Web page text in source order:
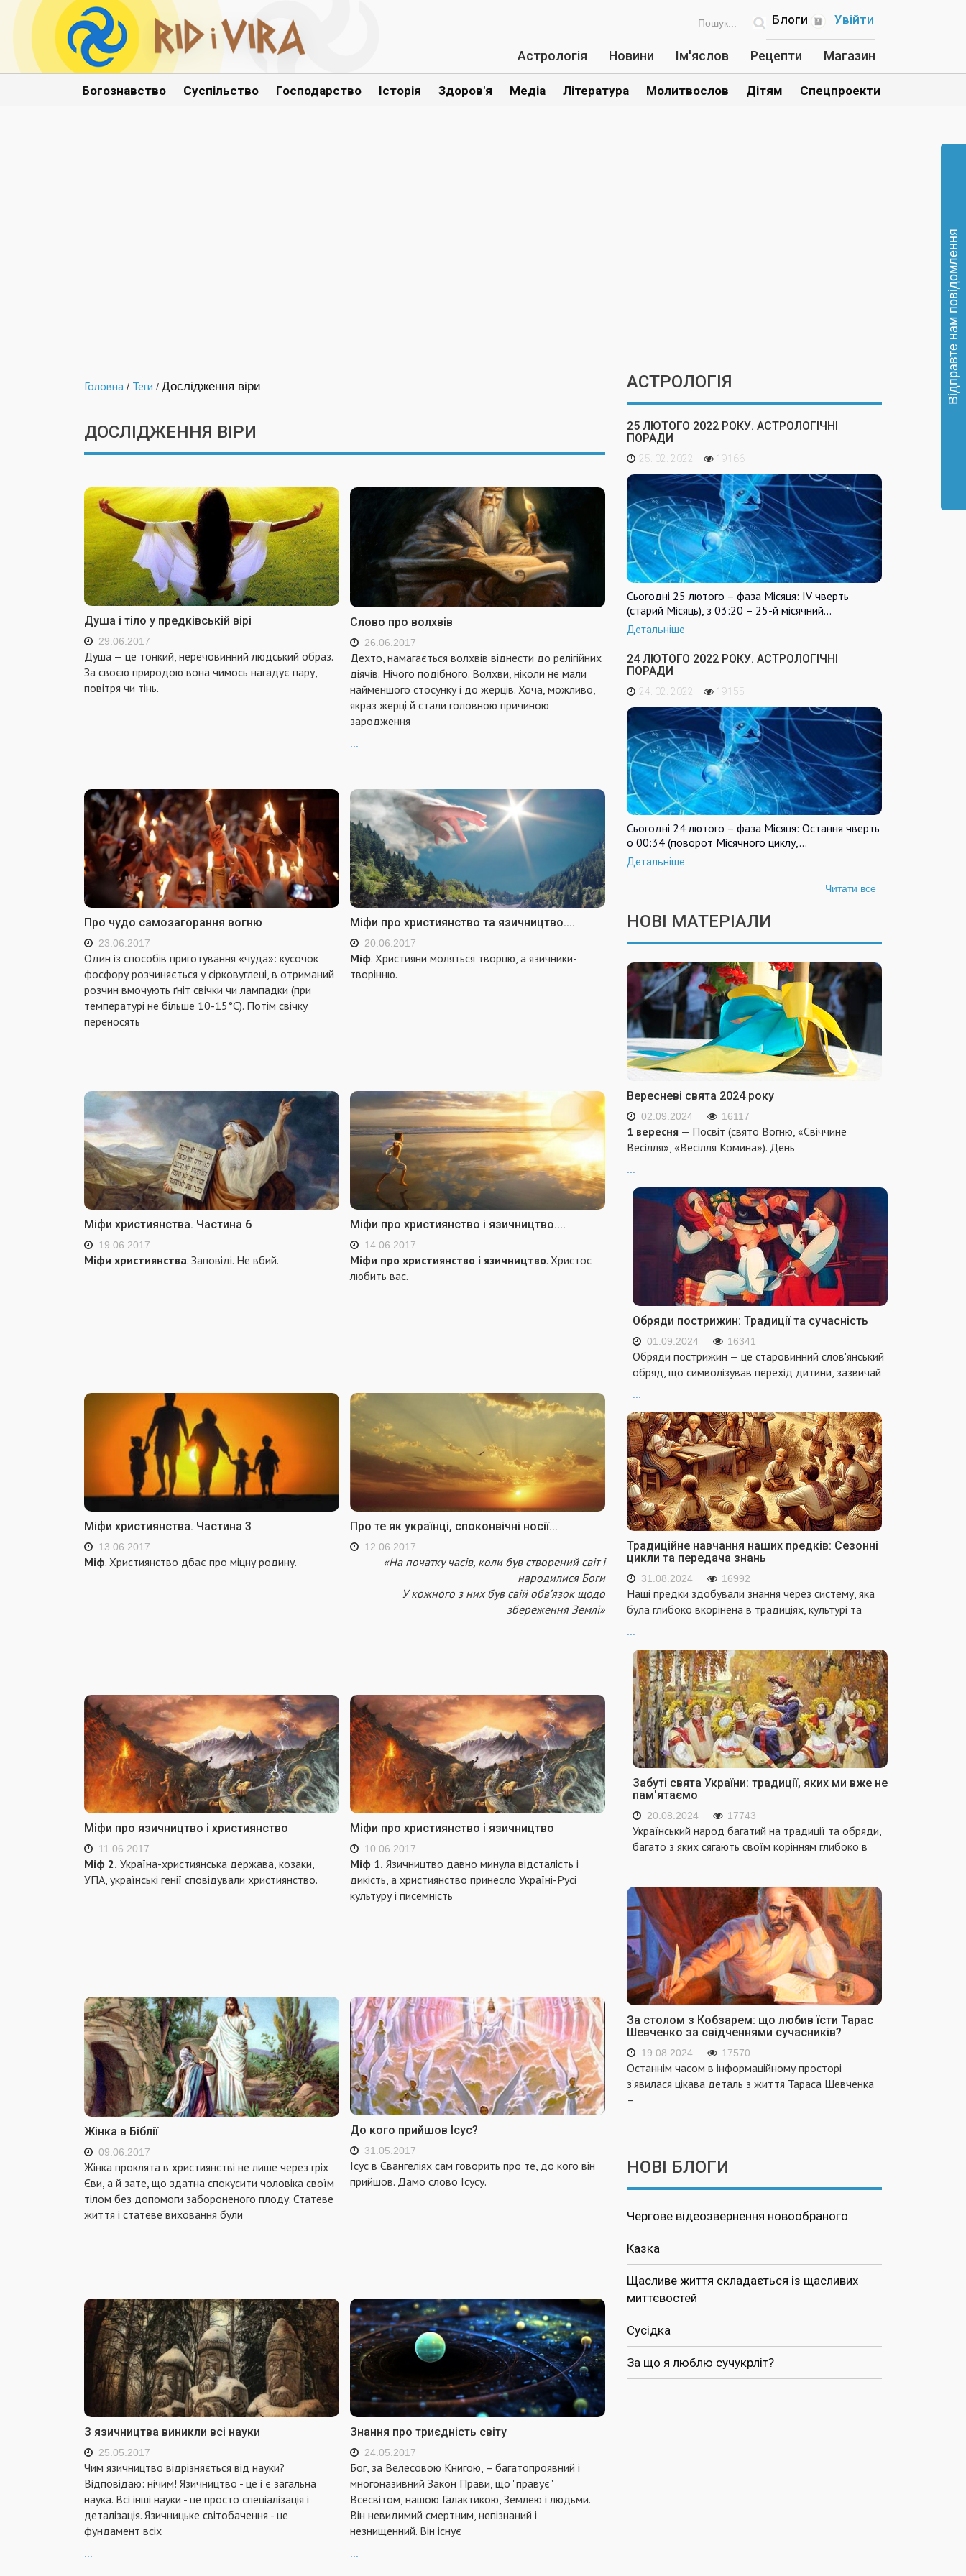
Увійти
Блоги
Астрологія Новини Ім'яслов Рецепти Магазин
Богознавство Суспільство Господарство Історія Здоров'я Медіа Література Молитвослов Дітям Спецпроекти
Головна / Теги / Дослідження віри
ДОСЛІДЖЕННЯ ВІРИ
Душа і тіло у предківській вірі
29.06.2017
Душа — це тонкий, неречовинний людський образ.
За своєю природою вона чимось нагадує пару,
повітря чи тінь.
Слово про волхвів
26.06.2017
Дехто, намагається волхвів віднести до релігійних
діячів. Нічого подібного. Волхви, ніколи не мали
найменшого стосунку і до жерців. Хоча, можливо,
якраз жерці й стали головною причиною
зародження
...
Про чудо самозагорання вогню
23.06.2017
Один із способів приготування «чуда»: кусочок
фосфору розчиняється у сірковуглеці, в отриманий
розчин вмочують ґніт свічки чи лампадки (при
температурі не більше 10-15°С). Потім свічку
переносять
Міфи про християнство та язичництво....
20.06.2017
Міф. Християни моляться творцю, а язичники-
творінню.
Міфи християнства. Частина 6
19.06.2017
Міфи християнства. Заповіді. Не вбий.
Міфи про християнство і язичництво....
14.06.2017
Міфи про християнство і язичництво. Христос
любить вас.
Міфи християнства. Частина 3
13.06.2017
Міф. Християнство дбає про міцну родину.
Про те як українці, споконвічні носії...
12.06.2017
«На початку часів, коли був створений світ і
народилися Боги
У кожного з них був свій обв’язок щодо
збереження Землі»
Міфи про язичництво і християнство
11.06.2017
Міф 2. Україна-християнська держава, козаки,
УПА, українські генії сповідували християнство.
Міфи про християнство і язичництво
10.06.2017
Міф 1. Язичництво давно минула відсталість і
дикість, а християнство принесло Україні-Русі
культуру і писемність
Жінка в Біблії
09.06.2017
Жінка проклята в християнстві не лише через гріх
Єви, а й зате, що здатна спокусити чоловіка своїм
тілом без допомоги забороненого плоду. Статеве
життя і статеве виховання були
...
До кого прийшов Ісус?
31.05.2017
Ісус в Євангеліях сам говорить про те, до кого він
прийшов. Дамо слово Ісусу.
З язичництва виникли всі науки
25.05.2017
Чим язичництво відрізняється від науки?
Відповідаю: нічим! Язичництво - це і є загальна
наука. Всі інші науки - це просто спеціалізація і
деталізація. Язичницьке світобачення - це
фундамент всіх
Знання про триєдність світу
24.05.2017
Бог, за Велесовою Книгою, – багатопроявний і
многоназивний Закон Прави, що "правує"
Всесвітом, нашою Галактикою, Землею і людьми.
Він невидимий смертним, непізнаний і
незнищенний. Він існує
АСТРОЛОГІЯ
25 ЛЮТОГО 2022 РОКУ. АСТРОЛОГІЧНІ
ПОРАДИ
25. 02. 2022 19166
Сьогодні 25 лютого – фаза Місяця: IV чверть
(старий Місяць), з 03:20 – 25-й місячний…
Детальніше
24 ЛЮТОГО 2022 РОКУ. АСТРОЛОГІЧНІ
ПОРАДИ
24. 02. 2022 19155
Сьогодні 24 лютого – фаза Місяця: Остання чверть
о 00:34 (поворот Місячного циклу,…
Детальніше
Читати все
НОВІ МАТЕРІАЛИ
Вересневі свята 2024 року
02.09.2024 16117
1 вересня — Посвіт (свято Вогню, «Свіччине
Весілля», «Весілля Комина»). День
...
Обряди пострижин: Традиції та сучасність
01.09.2024 16341
Обряди пострижин — це старовинний слов'янський
обряд, що символізував перехід дитини, зазвичай
...
Традиційне навчання наших предків: Сезонні
цикли та передача знань
31.08.2024 16992
Наші предки здобували знання через систему, яка
була глибоко вкорінена в традиціях, культурі та
...
Забуті свята України: традиції, яких ми вже не
пам'ятаємо
20.08.2024 17743
Український народ багатий на традиції та обряди,
багато з яких сягають своїм корінням глибоко в
...
За столом з Кобзарем: що любив їсти Тарас
Шевченко за свідченнями сучасників?
19.08.2024 17570
Останнім часом в інформаційному просторі
з’явилася цікава деталь з життя Тараса Шевченка
–
...
НОВІ БЛОГИ
Чергове відеозвернення новообраного
Казка
Щасливе життя складається із щасливих
миттєвостей
Сусідка
За що я люблю сучукрліт?
Відправте нам повідомлення